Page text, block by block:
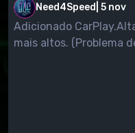
Need4Speed 5 nov
Adicionado
mais altos. (Problema